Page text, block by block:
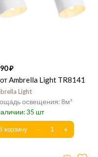
Ambrella Light TR8141
Light
8
35